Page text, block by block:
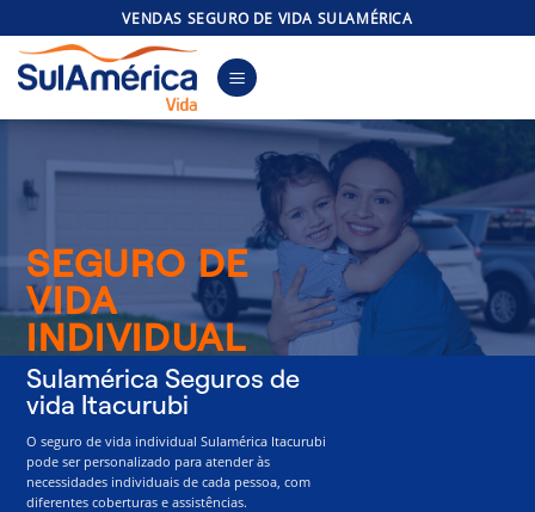
to
content
VENDAS SEGURO DE VIDA SULAMÉRICA
SEGURO DE
VIDA
INDIVIDUAL
Sulamérica Seguros de
vida Itacurubi
O seguro de vida individual Sulamérica Itacurubi
pode ser personalizado para atender às
necessidades individuais de cada pessoa, com
diferentes coberturas e assistências.